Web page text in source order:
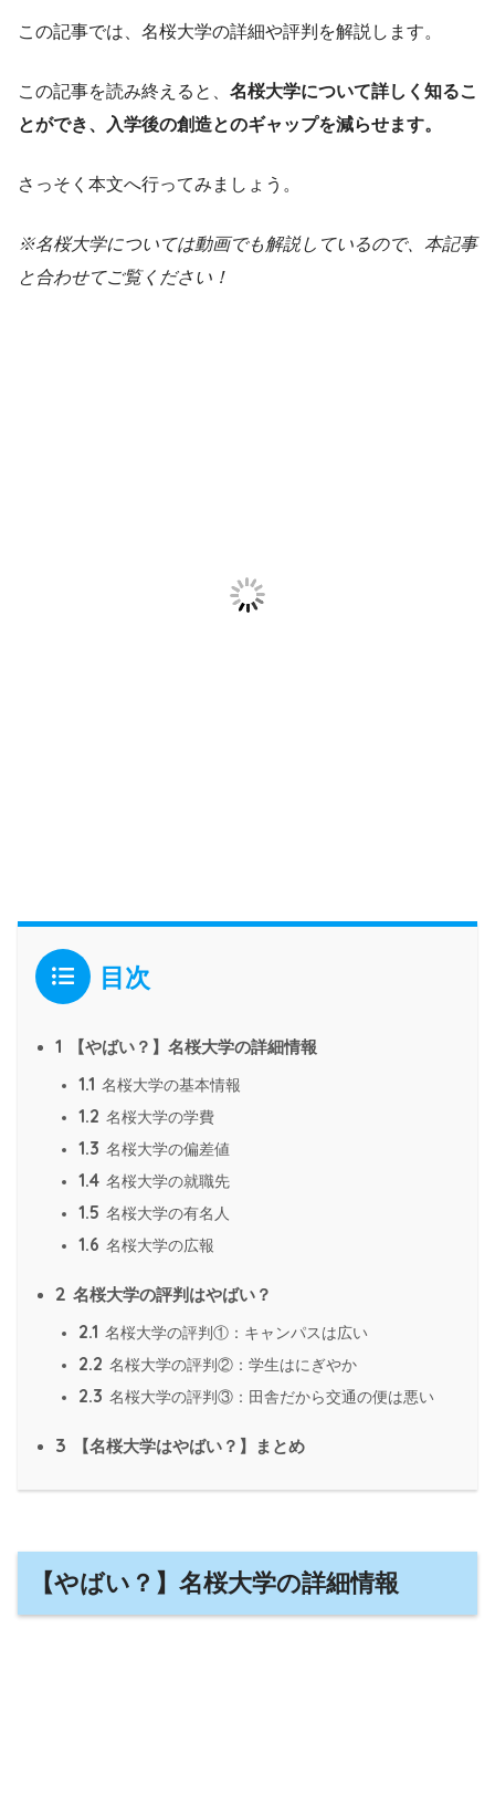
この記事では、名桜大学の詳細や評判を解説します。
この記事を読み終えると、 名桜大学について詳しく知るこ
とができ、入学後の創造とのギャップを減らせます。
さっそく本文へ行ってみましょう。
※名桜大学については動画でも解説しているので、本記事
と合わせてご覧ください！
目次
1 【やばい？】名桜大学の詳細情報
1.1 名桜大学の基本情報
1.2 名桜大学の学費
1.3 名桜大学の偏差値
1.4 名桜大学の就職先
1.5 名桜大学の有名人
1.6 名桜大学の広報
2 名桜大学の評判はやばい？
2.1 名桜大学の評判①：キャンパスは広い
2.2 名桜大学の評判②：学生はにぎやか
2.3 名桜大学の評判③：田舎だから交通の便は悪い
3 【名桜大学はやばい？】まとめ
【やばい？】名桜大学の詳細情報